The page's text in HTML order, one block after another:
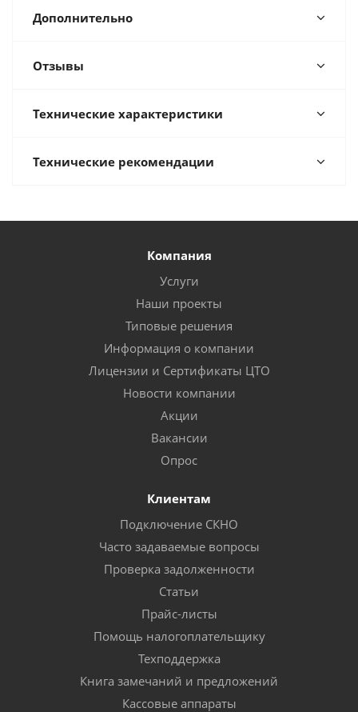
Дополнительно
Отзывы
Технические характеристики
Технические рекомендации
Компания
Услуги
Наши проекты
Типовые решения
Информация о компании
Лицензии и Сертификаты ЦТО
Новости компании
Акции
Вакансии
Опрос
Клиентам
Подключение СКНО
Часто задаваемые вопросы
Проверка задолженности
Статьи
Прайс-листы
Помощь налогоплательщику
Техподдержка
Книга замечаний и предложений
Кассовые аппараты